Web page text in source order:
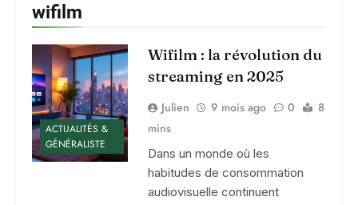
wifilm
ACTUALITÉS &
GÉNÉRALISTE
Wifilm : la révolution du
streaming en 2025
Julien 9 mois ago 0
8
mins
Dans un monde où les
habitudes de consommation
audiovisuelle continuent